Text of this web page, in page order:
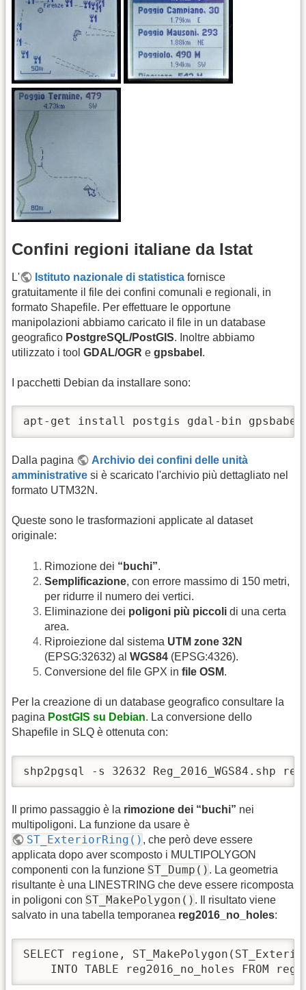
Confini regioni italiane da Istat
L' Istituto nazionale di statistica fornisce
gratuitamente il file dei confini comunali e regionali, in
formato Shapefile. Per effettuare le opportune
manipolazioni abbiamo caricato il file in un database
geografico PostgreSQL/PostGIS. Inoltre abbiamo
utilizzato i tool GDAL/OGR e gpsbabel .
I pacchetti Debian da installare sono:
apt-get install postgis gdal-bin gpsbabel
Dalla pagina
Archivio dei confini delle unità
amministrative si è scaricato l'archivio più dettagliato nel
formato UTM32N.
Queste sono le trasformazioni applicate al dataset
originale:
Rimozione dei “buchi”.
Semplificazione, con errore massimo di 150 metri,
per ridurre il numero dei vertici.
Eliminazione dei poligoni più piccoli di una certa
area.
Riproiezione dal sistema UTM zone 32N
(EPSG:32632) al WGS84 (EPSG:4326).
Conversione del file GPX in file OSM.
Per la creazione di un database geografico consultare la
pagina PostGIS su Debian. La conversione dello
Shapefile in SLQ è ottenuta con:
shp2pgsql -s 32632 Reg_2016_WGS84.shp
Il primo passaggio è la rimozione dei “buchi” nei
multipoligoni. La funzione da usare è
ST_ExteriorRing() , che però deve essere
applicata dopo aver scomposto i MULTIPOLYGON
componenti con la funzione ST_Dump() . La geometria
risultante è una LINESTRING che deve essere ricomposta
in poligoni con ST_MakePolygon() . Il risultato viene
salvato in una tabella temporanea reg2016_no_holes:
SELECT regione,
INTO TABLE reg2016_no_holes FROM